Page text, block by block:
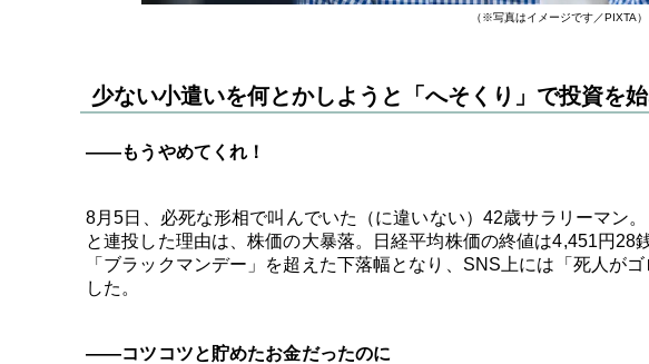
（※写真はイメージです／PIXTA）
少ない小遣いを何とかしようと「へそくり」で投資を
――もうやめてくれ！
8月5日、必死な形相で叫んでいた（に違いない）42歳サラリーマン
と連投した理由は、株価の大暴落。日経平均株価の終値は4,451円
「ブラックマンデー」を超えた下落幅となり、SNS上には「死人が
した。
――コツコツと貯めたお金だったのに